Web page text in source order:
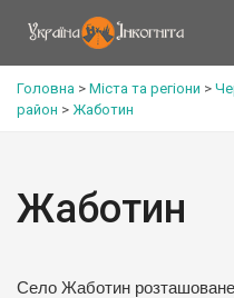
Головна > Міста та регіони >
район > Жаботин
Жаботин
Cело Жаботин розташоване